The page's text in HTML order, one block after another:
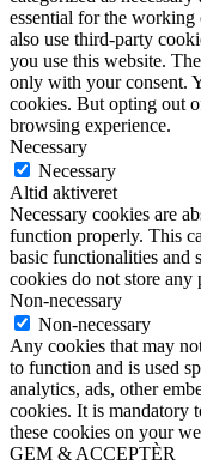
essential for the
also use third-party
you use this website.
only with your consent.
cookies. But opting out
browsing experience.
Necessary
Necessary
Altid aktiveret
Necessary cookies are
function properly. This
basic functionalities and
cookies do not store any
Non-necessary
Non-necessary
Any cookies that may
to function and is used
analytics, ads, other
cookies. It is mandatory
these cookies on your
GEM & ACCEPTÈR